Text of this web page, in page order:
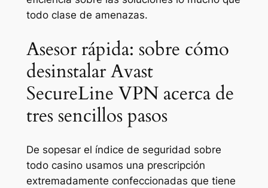
todo clase de amenazas.
Asesor rápida: sobre cómo
desinstalar Avast
SecureLine VPN acerca de
tres sencillos pasos
De sopesar el índice de seguridad sobre
todo casino usamos una prescripción
extremadamente confeccionadas que tiene